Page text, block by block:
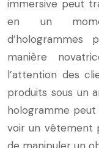
immersive peut
en un
manière
l’attention des
produits sous un
hologramme peut
voir un vêtement